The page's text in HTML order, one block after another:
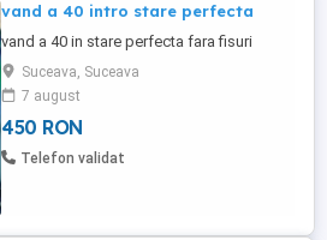
vand a 40 intro stare perfecta
vand a 40 in stare perfecta fara fisuri
Suceava, Suceava
7 august
450 RON
Telefon validat